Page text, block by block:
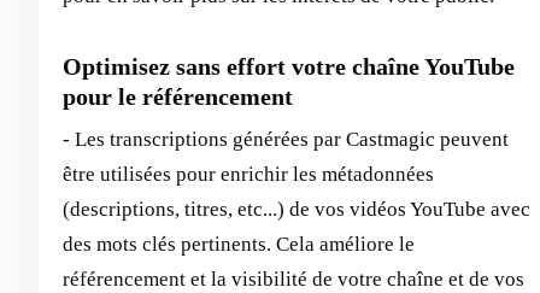
Optimisez sans effort votre chaîne YouTube
pour le référencement
- Les transcriptions générées par Castmagic peuvent
être utilisées pour enrichir les métadonnées
(descriptions, titres, etc...) de vos vidéos YouTube avec
des mots clés pertinents. Cela améliore le
référencement et la visibilité de votre chaîne et de vos